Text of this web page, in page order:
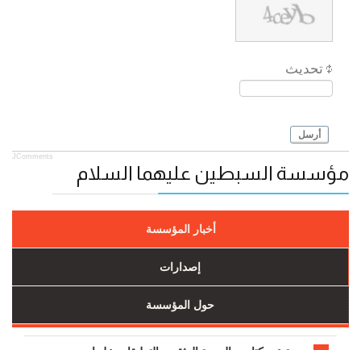
تحديث
أرسل
JComments
مؤسسة السبطين عليهما السلام
أخبار المؤسسة
إصدارات
حول المؤسسة